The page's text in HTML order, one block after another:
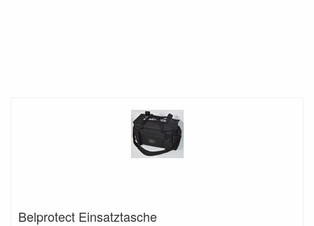
Belprotect Einsatztasche